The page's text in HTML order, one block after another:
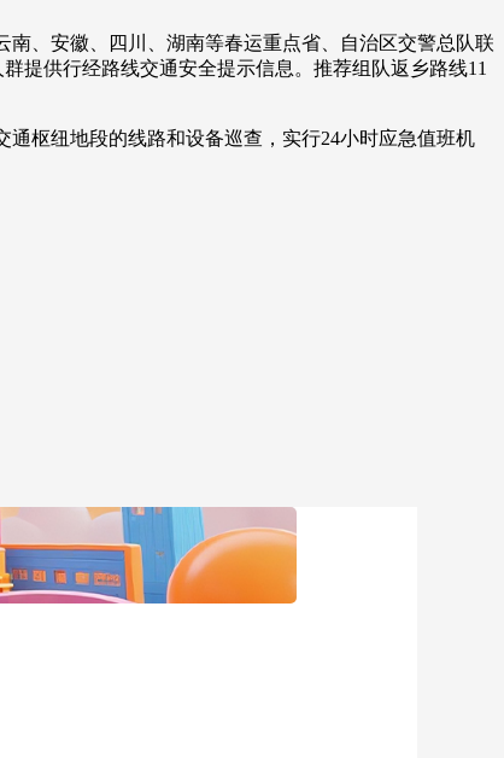
术 汽车 数智 5G 产业+
、安徽、四川、湖南等春运重点省、自治区交警总队联
提供行经路线交通安全提示信息。推荐组队返乡路线11
枢纽地段的线路和设备巡查，实行24小时应急值班机